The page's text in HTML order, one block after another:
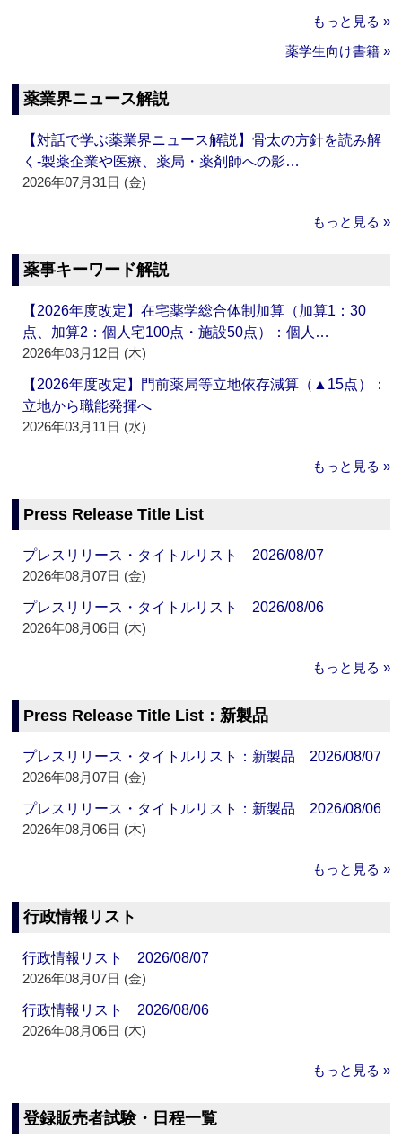
もっと見る »
薬学生向け書籍 »
薬業界ニュース解説
【対話で学ぶ薬業界ニュース解説】骨太の方針を読み解
く‐製薬企業や医療、薬局・薬剤師への影…
2026年07月31日 (金)
もっと見る »
薬事キーワード解説
【2026年度改定】在宅薬学総合体制加算（加算1：30
点、加算2：個人宅100点・施設50点）：個人…
2026年03月12日 (木)
【2026年度改定】門前薬局等立地依存減算（▲15点）：
立地から職能発揮へ
2026年03月11日 (水)
もっと見る »
Press Release Title List
プレスリリース・タイトルリスト 2026/08/07
2026年08月07日 (金)
プレスリリース・タイトルリスト 2026/08/06
2026年08月06日 (木)
もっと見る »
Press Release Title List：新製品
プレスリリース・タイトルリスト：新製品 2026/08/07
2026年08月07日 (金)
プレスリリース・タイトルリスト：新製品 2026/08/06
2026年08月06日 (木)
もっと見る »
行政情報リスト
行政情報リスト 2026/08/07
2026年08月07日 (金)
行政情報リスト 2026/08/06
2026年08月06日 (木)
もっと見る »
登録販売者試験・日程一覧